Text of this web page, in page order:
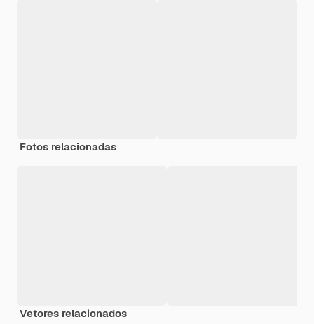
Fotos relacionadas
Vetores relacionados